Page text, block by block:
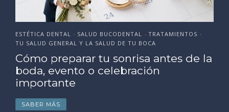
ESTÉTICA DENTAL • SALUD BUCODENTAL • TRATAMIENTOS •
TU SALUD GENERAL Y LA SALUD DE TU BOCA
Cómo preparar tu sonrisa antes de la
boda, evento o celebración
importante
SABER MÁS